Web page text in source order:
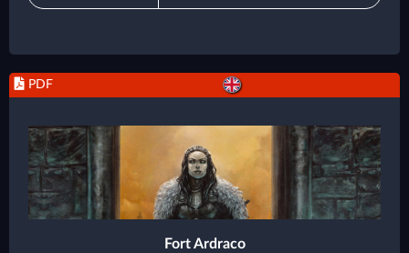
PDF
Fort Ardraco